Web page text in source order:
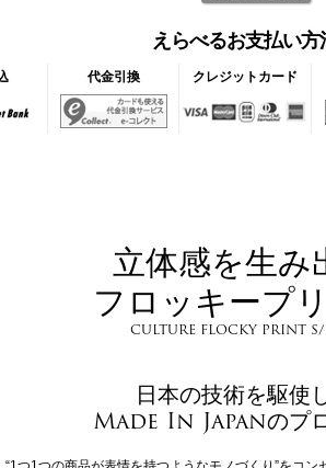
えらべるお支払い方
代金引換 クレジットカード
立体感を生み
フロッキープ
CULTURE FLOCKY PRINT S/
日本の技術を駆使
Made In Japanのプ